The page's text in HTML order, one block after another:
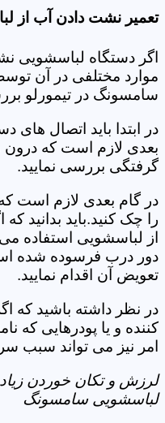
تعمیر نشت دادن آب از
اگر دستگاه لباسشویی
موارد مختلفی در آن
سامسونگ در تیمورلو
در ابتدا باید اتصال های
بعدی لازم است که درون
گرفتگی بررسی نمایید.
در گام بعدی لازم است
را چک کنید.باید بدانید
از لباسشویی استفاده می
دور درب فرسوده شده
تعویض آن اقدام نمایید.
در نظر داشته باشید که
کننده و یا پودرهایی که
امر نیز می تواند سبب
لرزش و تکان خوردن
لباسشویی سامسونگ